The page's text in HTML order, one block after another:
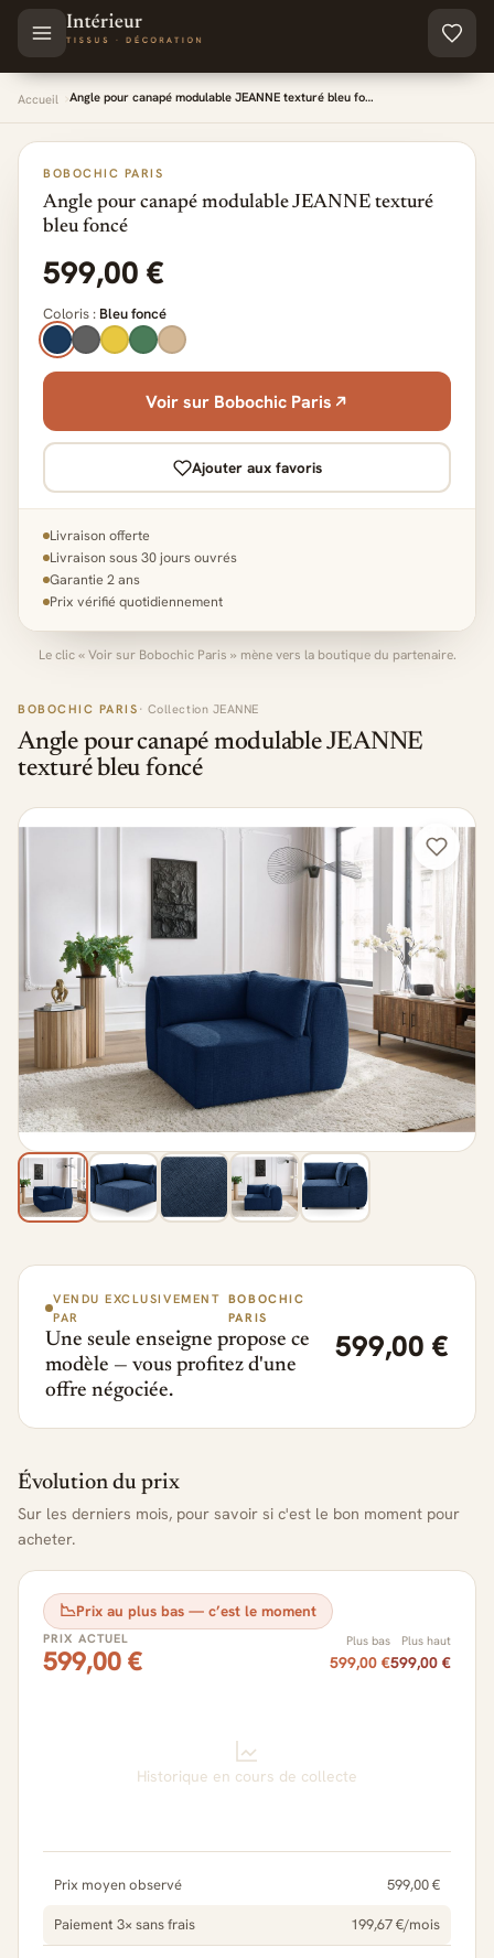
Aller au contenu principal
Accueil Angle pour canapé modulable JEANNE texturé bleu fo…
BOBOCHIC PARIS · Collection JEANNE
Angle pour canapé modulable JEANNE
texturé bleu foncé
VENDU EXCLUSIVEMENT
PAR
BOBOCHIC
PARIS
Une seule enseigne propose ce
modèle — vous profitez d'une
offre négociée.
599,00 €
Évolution du prix
Sur les derniers mois, pour savoir si c'est le bon moment pour
acheter.
📉Prix au plus bas — c’est le moment
PRIX ACTUEL
599,00 €
Plus bas
599,00 €
Plus haut
599,00 €
Historique en cours de collecte
Prix moyen observé 599,00 €
Paiement 3× sans frais 199,67 €/mois
BOBOCHIC PARIS
Angle pour canapé modulable JEANNE texturé
bleu foncé
599,00 €
Coloris : Bleu foncé
Voir sur Bobochic Paris
Ajouter aux favoris
Livraison offerte
Livraison sous 30 jours ouvrés
Garantie 2 ans
Prix vérifié quotidiennement
Le clic « Voir sur Bobochic Paris » mène vers la boutique du partenaire.